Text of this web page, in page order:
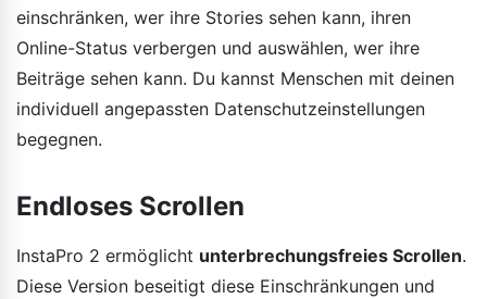
einschränken, wer ihre Stories sehen kann, ihren
Online-Status verbergen und auswählen, wer ihre
Beiträge sehen kann. Du kannst Menschen mit deinen
individuell angepassten Datenschutzeinstellungen
begegnen.
Endloses Scrollen
InstaPro 2 ermöglicht unterbrechungsfreies Scrollen.
Diese Version beseitigt diese Einschränkungen und